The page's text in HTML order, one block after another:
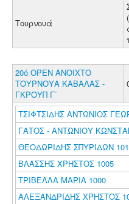
Τουρνουά
20ό ΟΡΕΝ ΑΝΟΙΧΤΟ
ΤΟΥΡΝΟΥΑ ΚΑΒΑΛΑΣ -
ΓΚΡΟΥΠ Γ΄
ΤΣΙΦΤΣΙΔΗΣ ΑΝΤΩΝΙΟΣ
ΓΑΤΟΣ - ΑΝΤΩΝΙΟΥ
ΘΕΟΔΩΡΙΔΗΣ ΣΠΥΡΙΔΩΝ
ΒΛΑΣΣΗΣ ΧΡΗΣΤΟΣ 1005
ΤΡΙΒΕΛΛΑ ΜΑΡΙΑ 1000
ΑΛΕΞΑΝΔΡΙΔΗΣ ΧΡΗΣΤΟΣ